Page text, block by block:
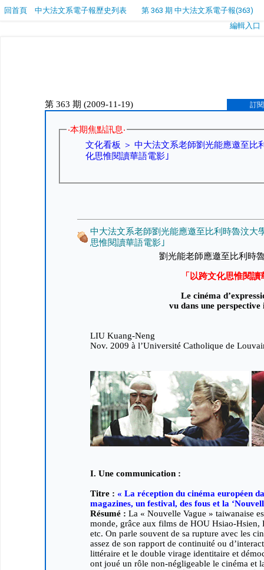
回首頁 中大法文系電子報歷史列表
第 363 期 中大法文系電子報(363)
編輯入口